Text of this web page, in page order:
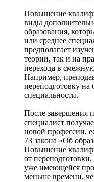
Повышение
виды
образования,
или среднее
предполагает
теории, так и на
перехода в
Например,
переподготовку на
специальности.
После завершения
специалист
новой профессии,
73 закона «Об
Повышение
от
уже имеющейся
меньше времени,